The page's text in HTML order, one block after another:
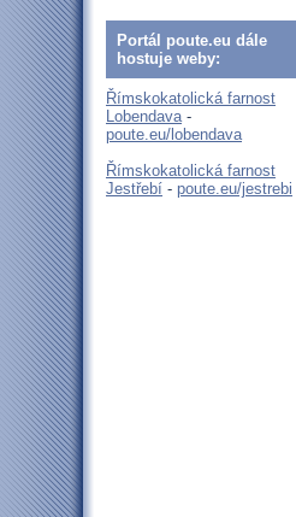
Portál poute.eu dále
hostuje weby:
Římskokatolická farnost
Lobendava-
poute.eu/lobendava
Římskokatolická farnost
Jestřebí - poute.eu/jestrebi